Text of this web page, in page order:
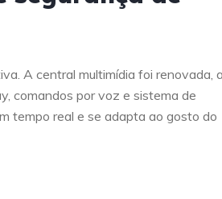
A central multimídia foi renovada,
comandos por voz e sistema de
tempo real e se adapta ao gosto do